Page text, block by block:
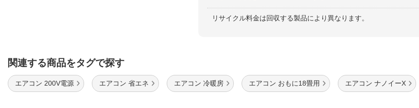
リサイクル料金は回収する製品により異なります。
関連する商品をタグで探す
エアコン 200V電源 エアコン 省エネ エアコン 冷暖房 エアコン おもに18畳用 エアコン ナノイーX